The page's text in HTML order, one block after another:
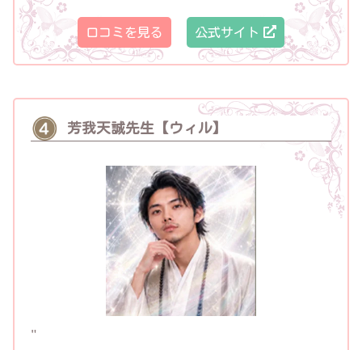
口コミを見る 公式サイト
芳我天誠先生【ウィル】
"